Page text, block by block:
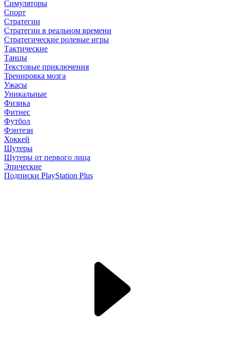
Симуляторы
Спорт
Стратегии
Стратегии в реальном времени
Стратегические ролевые игры
Тактические
Танцы
Текстовые приключения
Тренировка мозга
Ужасы
Уникальные
Физика
Фитнес
Футбол
Фэнтези
Хоккей
Шутеры
Шутеры от первого лица
Эпические
Подписки PlayStation Plus